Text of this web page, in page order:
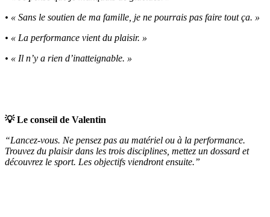
• « Sans le soutien de ma famille, je ne pourrais pas faire tout ça. »
• « La performance vient du plaisir. »
• « Il n’y a rien d’inatteignable. »
💡 Le conseil de Valentin
“Lancez-vous. Ne pensez pas au matériel ou à la performance.
Trouvez du plaisir dans les trois disciplines, mettez un dossard et
découvrez le sport. Les objectifs viendront ensuite.”